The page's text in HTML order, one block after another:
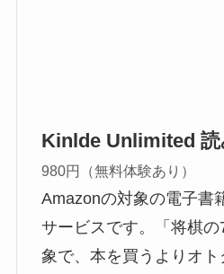
Kinlde Unlimited 読
980円（無料体験あり）
Amazonの対象の電子書
サービスです。「将棋
象で、本を買うよりオト